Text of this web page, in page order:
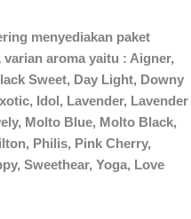
menyediakan paket
aroma yaitu : Aigner,
Sweet, Day Light, Downy
Idol, Lavender, Lavender
Molto Blue, Molto Black,
Philis, Pink Cherry,
Sweethear, Yoga, Love